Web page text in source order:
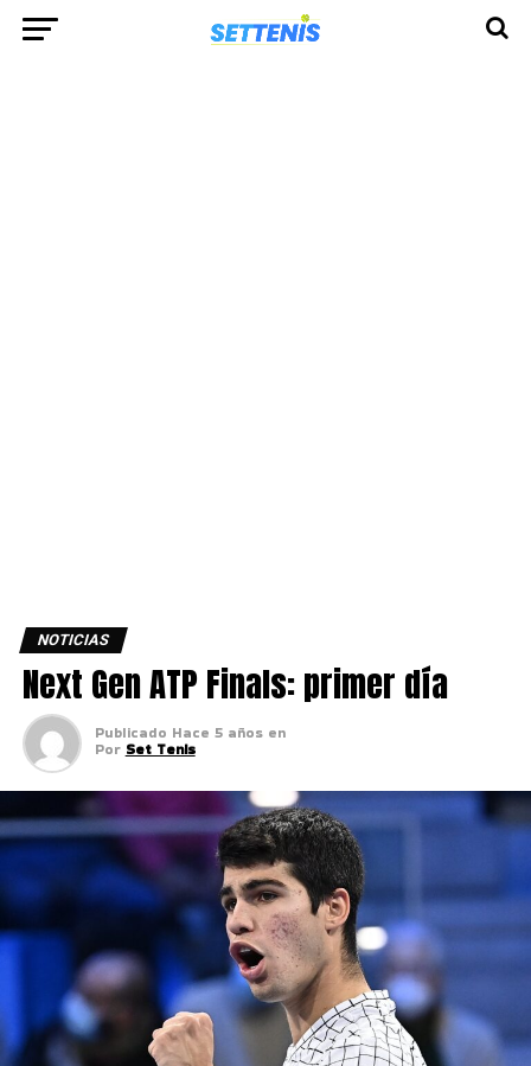
NOTICIAS
Next Gen ATP Finals: primer día
Publicado Hace 5 años en
Por Set Tenis